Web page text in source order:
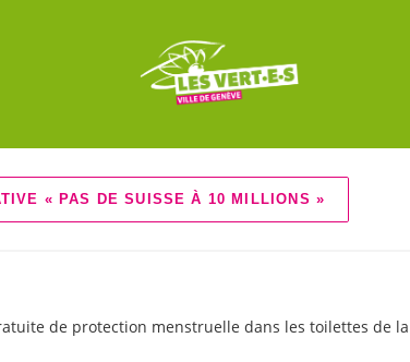
« PAS DE SUISSE À 10 MILLIONS »
de protection menstruelle dans les toilettes de